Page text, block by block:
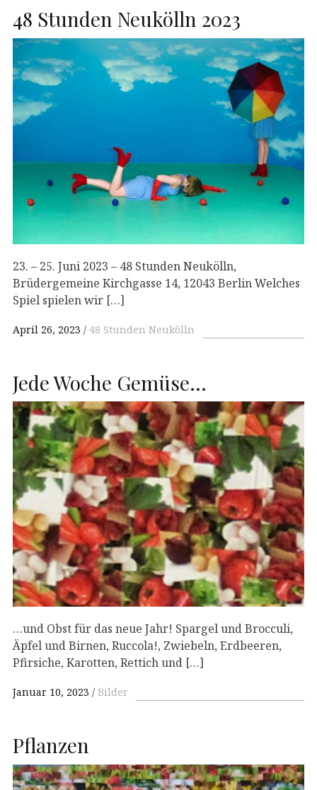
48 Stunden Neukölln 2023
23. – 25. Juni 2023 – 48 Stunden Neukölln,
Brüdergemeine Kirchgasse 14, 12043 Berlin Welches
Spiel spielen wir […]
April 26, 2023 48 Stunden Neukölln
Jede Woche Gemüse…
…und Obst für das neue Jahr! Spargel und Brocculi,
Äpfel und Birnen, Ruccola!, Zwiebeln, Erdbeeren,
Pfirsiche, Karotten, Rettich und […]
Januar 10, 2023 Bilder
Pflanzen